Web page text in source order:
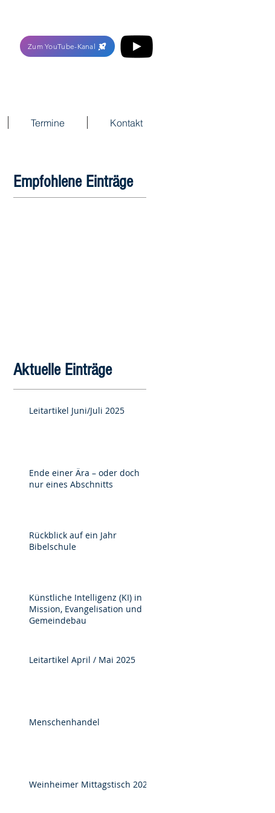
Zum YouTube-Kanal
Termine Kontakt
Empfohlene Einträge
Aktuelle Einträge
Leitartikel Juni/Juli 2025
Ende einer Ära – oder doch
nur eines Abschnitts
Rückblick auf ein Jahr
Bibelschule
Künstliche Intelligenz (KI) in
Mission, Evangelisation und
Gemeindebau
Leitartikel April / Mai 2025
Menschenhandel
Weinheimer Mittagstisch 2025